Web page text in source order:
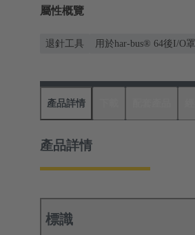
屬性概覽
退針工具 用於har-bus® 64後I/O罩
產品詳情
產品詳情
標識